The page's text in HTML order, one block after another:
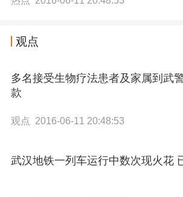
观点
多名接受生物疗法患者及家属到武
款
观点 2016-06-11 20:48:53
武汉地铁一列车运行中数次现火花